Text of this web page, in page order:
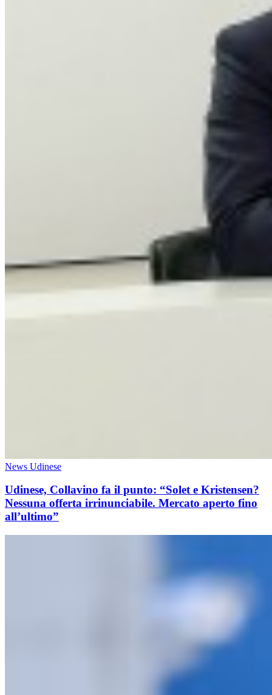
News Udinese
Udinese, Collavino fa il punto: “Solet e Kristensen?
Nessuna offerta irrinunciabile. Mercato aperto fino
all’ultimo”